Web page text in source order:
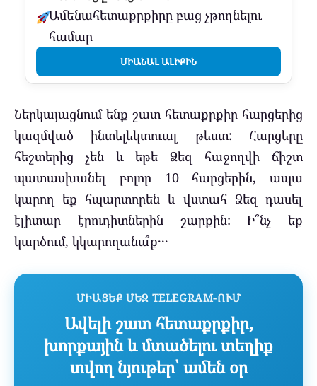
Ամենահետաքրքիրը բաց չթողնելու
համար
ՄԻԱՆԱԼ ԱԼԻՔԻՆ
Ներկայացնում ենք շատ հետաքրքիր հարցերից
կազմված ինտելեկտուալ թեստ: Հարցերը
հեշտերից չեն և եթե Ձեզ հաջողվի ճիշտ
պատասխանել բոլոր 10 հարցերին, ապա
կարող եք հպարտորեն և վստահ Ձեզ դասել
էլիտար էրուդիտներին շարքին: Ի՞նչ եք
կարծում, կկարողանա՞ք․․․
ՄԻԱՑԵՔ ՄԵԶ TELEGRAM-ՈՒՄ
Ավելի շատ հետաքրքիր,
խորքային և մտածելու տեղիք
տվող նյութեր՝ ամեն օր